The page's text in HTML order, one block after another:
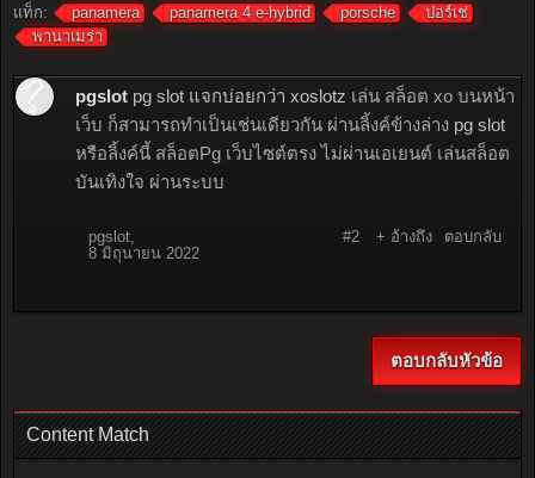
แท็ก: panamera panamera 4 e-hybrid porsche
ปอร์เช่
พานาเมร่า
pgslot pg slot แจกบ่อยกว่า xoslotz เล่น สล็อต xo บนหน้า
เว็บ ก็สามารถทำเป็นเช่นเดียวกัน ผ่านลิ้งค์ข้างล่าง pg slot
หรือลิ้งค์นี้ สล็อตPg เว็บไซต์ตรง ไม่ผ่านเอเยนต์ เล่นสล็อต
บันเทิงใจ ผ่านระบบ
pgslot,
8 มิถุนายน 2022
#2 + อ้างถึง ตอบกลับ
ตอบกลับหัวข้อ
Content Match